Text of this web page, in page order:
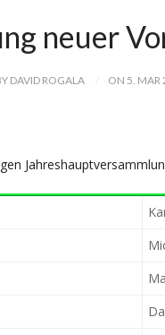
neuer
DAVID ROGALA ON 5. MAR